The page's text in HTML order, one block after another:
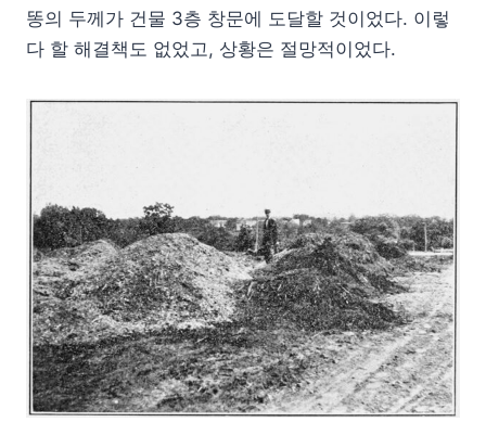
똥의 두께가 건물 3층 창문에 도달할 것이었다. 이렇
다 할 해결책도 없었고, 상황은 절망적이었다.